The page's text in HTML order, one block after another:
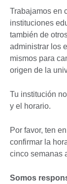
Trabajamos en
instituciones
también de
administrar los
mismos para
origen de la
Tu institución
y el horario.
Por favor, ten
confirmar la
cinco semanas
Somos